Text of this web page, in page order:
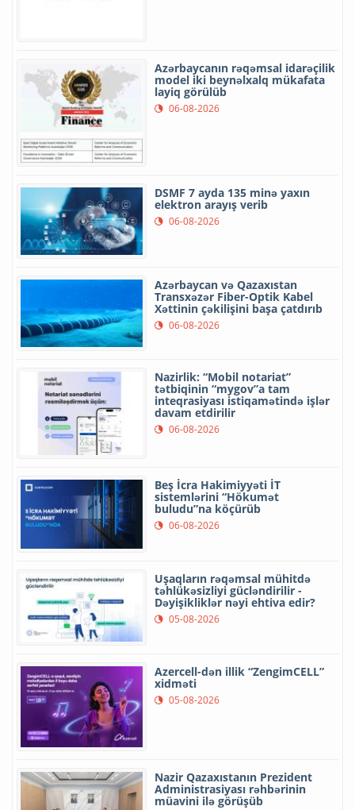
Azərbaycanın rəqəmsal idarəçilik
model iki beynəlxalq mükafata
layiq görülüb
06-08-2026
DSMF 7 ayda 135 minə yaxın
elektron arayış verib
06-08-2026
Azərbaycan və Qazaxıstan
Transxəzər Fiber-Optik Kabel
Xəttinin çəkilişini başa çatdırıb
06-08-2026
Nazirlik: “Mobil notariat”
tətbiqinin “mygov”a tam
inteqrasiyası istiqamətində işlər
davam etdirilir
06-08-2026
Beş İcra Hakimiyyəti İT
sistemlərini “Hökumət
buludu”na köçürüb
06-08-2026
Uşaqların rəqəmsal mühitdə
təhlükəsizliyi gücləndirilir -
Dəyişikliklər nəyi ehtiva edir?
05-08-2026
Azercell-dən illik “ZengimCELL”
xidməti
05-08-2026
Nazir Qazaxıstanın Prezident
Administrasiyası rəhbərinin
müavini ilə görüşüb